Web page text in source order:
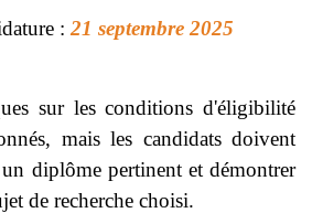
: 21 septembre 2025
sur les conditions d'éligibilité
mais les candidats doivent
diplôme pertinent et démontrer
de recherche choisi.